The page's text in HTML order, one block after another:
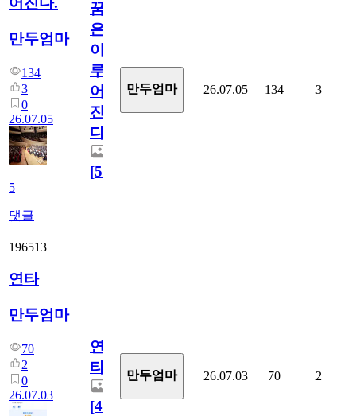
만두엄마
134
3
0
26.07.05
5
댓글
꿈
은
이
루
어
진
다.
[5]
만두엄마 26.07.05 134 3
196513
연타
만두엄마
70
2
0
26.07.03
연
타
[4]
만두엄마 26.07.03 70 2